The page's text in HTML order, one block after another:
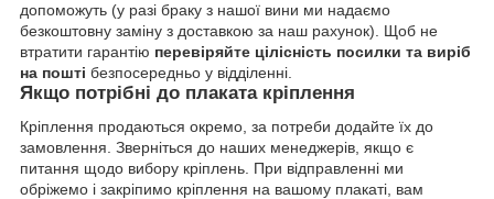
допоможуть (у разі браку з нашої вини ми надаємо
безкоштовну заміну з доставкою за наш рахунок). Щоб не
втратити гарантію перевіряйте цілісність посилки та виріб
на пошті безпосередньо у відділенні.
Якщо потрібні до плаката кріплення
Кріплення продаються окремо, за потреби додайте їх до
замовлення. Зверніться до наших менеджерів, якщо є
питання щодо вибору кріплень. При відправленні ми
обріжемо і закріпимо кріплення на вашому плакаті, вам